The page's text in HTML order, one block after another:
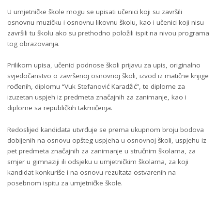
U umjetničke škole mogu se upisati učenici koji su završili
osnovnu muzičku i osnovnu likovnu školu, kao i učenici koji nisu
završili tu školu ako su prethodno položili ispit na nivou programa
tog obrazovanja.
Prilikom upisa, učenici podnose školi prijavu za upis, originalno
svjedočanstvo o završenoj osnovnoj školi, izvod iz matične knjige
rođenih, diplomu “Vuk Stefanović Karadžić”, te diplome za
izuzetan uspjeh iz predmeta značajnih za zanimanje, kao i
diplome sa republičkih takmičenja.
Redoslijed kandidata utvrđuje se prema ukupnom broju bodova
dobijenih na osnovu opšteg uspjeha u osnovnoj školi, uspjehu iz
pet predmeta značajnih za zanimanje u stručnim školama, za
smjer u gimnaziji ili odsjeku u umjetničkim školama, za koji
kandidat konkuriše i na osnovu rezultata ostvarenih na
posebnom ispitu za umjetničke škole.